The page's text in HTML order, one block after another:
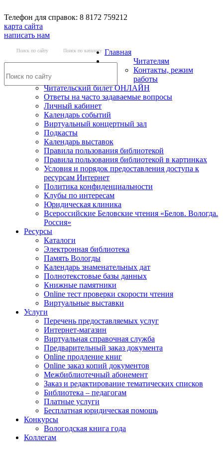
Телефон для справок: 8 8172 759212
карта сайта
написать нам
Поиск по сайту Поиск по каталогу Главная
Читателям
Контакты, режим
работы
Читательский билет ОНЛАЙН
Ответы на часто задаваемые вопросы
Личный кабинет
Календарь событий
Виртуальный концертный зал
Подкасты
Календарь выставок
Правила пользования библиотекой
Правила пользования библиотекой в картинках
Условия и порядок предоставления доступа к
ресурсам Интернет
Политика конфиденциальности
Клубы по интересам
Юридическая клиника
Всероссийские Беловские чтения «Белов. Вологда.
Россия»
Ресурсы
Каталоги
Электронная библиотека
Память Вологды
Календарь знаменательных дат
Полнотекстовые базы данных
Книжные памятники
Online тест проверки скорости чтения
Виртуальные выставки
Услуги
Перечень предоставляемых услуг
Интернет-магазин
Виртуальная справочная служба
Предварительный заказ документа
Online продление книг
Online заказ копий документов
Межбиблиотечный абонемент
Заказ и редактирование тематических списков
Библиотека – педагогам
Платные услуги
Бесплатная юридическая помощь
Конкурсы
Вологодская книга года
Коллегам